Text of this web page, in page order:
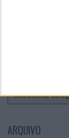
ARQUIVO